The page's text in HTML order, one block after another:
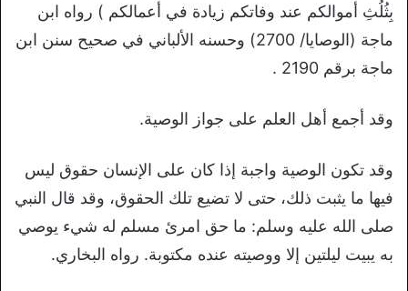
بِثُلُثِ أموالكم عند وفاتكم زيادة في أعمالكم ) رواه ابن
ماجة (الوصايا/ 2700) وحسنه الألباني في صحيح سنن ابن
ماجة برقم 2190 .
وقد أجمع أهل العلم على جواز الوصية.
وقد تكون الوصية واجبة إذا كان على الإنسان حقوق ليس
فيها ما يثبت ذلك، حتى لا تضيع تلك الحقوق، وقد قال النبي
صلى الله عليه وسلم: ما حق امرئ مسلم له شيء يوصي
به يبيت ليلتين إلا ووصيته عنده مكتوبة. رواه البخاري.